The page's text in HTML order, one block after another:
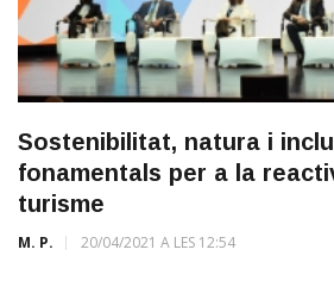
Sostenibilitat, natura i
fonamentals per a la
turisme
M. P. 20/04/2021 A LES 12:54